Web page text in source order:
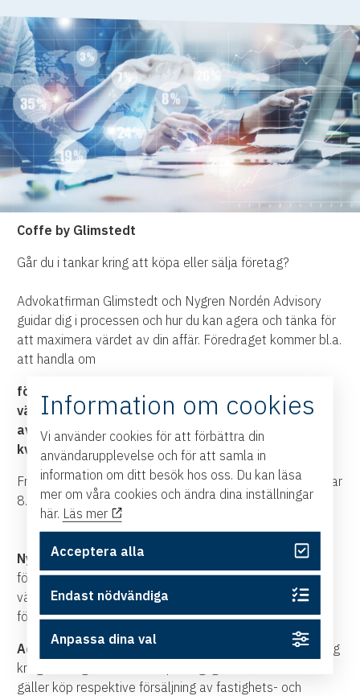
Coffe by Glimstedt
Går du i tankar kring att köpa eller sälja företag?
Advokatfirman Glimstedt och Nygren Nordén Advisory
guidar dig i processen och hur du kan agera och tänka för
att maximera värdet av din affär. Föredraget kommer bl.a.
att handla om
förberedelser inför en köp-/säljprocess
värdering av företag
avtalsförhandlingar
kvarvarande åtaganden
Frukost serveras mellan 7.30-8.00 och föredraget startar
8.00. Du kan även delta digitalt från 8.00.
Nygren Nordén Advisory
företagsöverlåtelser med fokus på långsiktigt
värdeskapande vid företagsförsäljningar, avknoppningar,
företagsförvärv och ägarskiften av företag.
Advokatfirman Glimstedt
arbetar med legal rådgivning
kring företagsöverlåtelser på daglig basis, både vad
gäller köp respektive försäljning av fastighets- och
Information om cookies
Vi använder cookies för att förbättra din
användarupplevelse och för att samla in
information om ditt besök hos oss. Du kan läsa
mer om våra cookies och ändra dina inställningar
här. Läs mer
Acceptera alla
Endast nödvändiga
Anpassa dina val